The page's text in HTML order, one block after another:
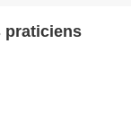
praticiens